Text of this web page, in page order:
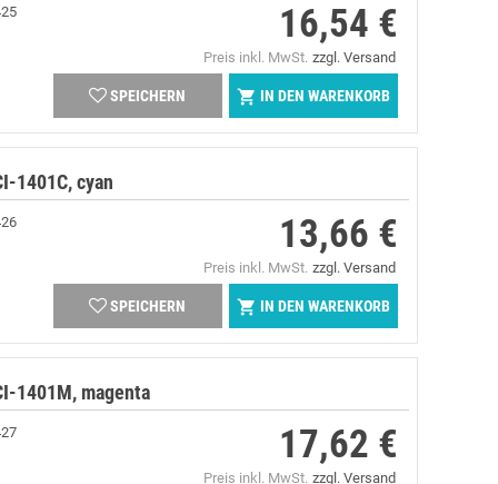
16,54 €
Preis inkl. MwSt. zzgl. Versand
SPEICHERN  IN DEN WARENKORB
1401C, cyan
13,66 €
Preis inkl. MwSt. zzgl. Versand
SPEICHERN  IN DEN WARENKORB
1401M, magenta
17,62 €
Preis inkl. MwSt. zzgl. Versand